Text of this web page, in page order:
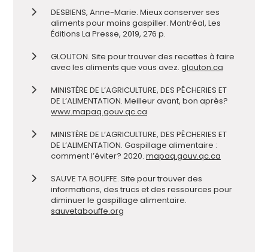
DESBIENS, Anne-Marie. Mieux conserver ses
aliments pour moins gaspiller. Montréal, Les
Éditions La Presse, 2019, 276 p.
GLOUTON. Site pour trouver des recettes à faire
avec les aliments que vous avez. glouton.ca
MINISTÈRE DE L’AGRICULTURE, DES PÊCHERIES ET
DE L’ALIMENTATION. Meilleur avant, bon après?
www.mapaq.gouv.qc.ca
MINISTÈRE DE L’AGRICULTURE, DES PÊCHERIES ET
DE L’ALIMENTATION. Gaspillage alimentaire :
comment l’éviter? 2020. mapaq.gouv.qc.ca
SAUVE TA BOUFFE. Site pour trouver des
informations, des trucs et des ressources pour
diminuer le gaspillage alimentaire.
sauvetabouffe.org